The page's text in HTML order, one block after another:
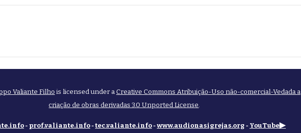
Valiante Filho is licensed under aCreative Commons Atribuição-Uso não-comercial-Vedada a
criação de obras derivadas 3.0 Unported License.
- prof.valiante.info-tec.valiante.info-www.audionasigrejas.org - YouTube▶